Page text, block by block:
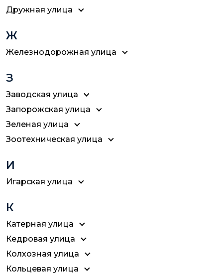
Дружная улица
Ж
Железнодорожная улица
З
Заводская улица
Запорожская улица
Зеленая улица
Зоотехническая улица
И
Игарская улица
К
Катерная улица
Кедровая улица
Колхозная улица
Кольцевая улица